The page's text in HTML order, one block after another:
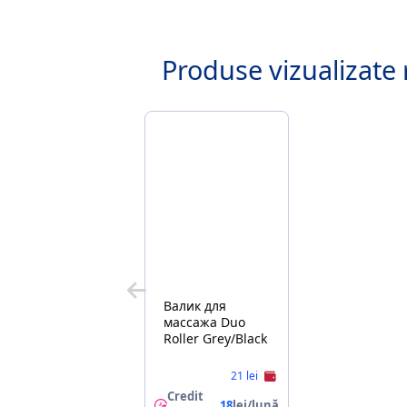
Produse vizualizate
Валик для
массажа Duo
Roller Grey/Black
21 lei
Credit